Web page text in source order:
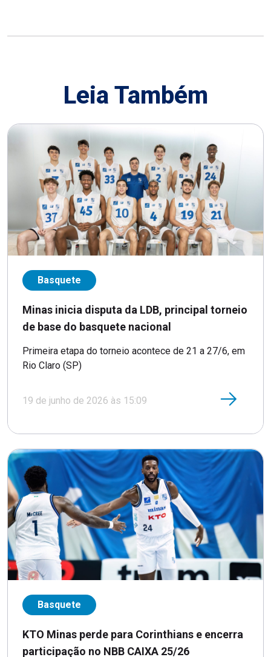
Leia Também
Basquete
Minas inicia disputa da LDB, principal torneio
de base do basquete nacional
Primeira etapa do torneio acontece de 21 a 27/6, em
Rio Claro (SP)
19 de junho de 2026 às 15:09
Basquete
KTO Minas perde para Corinthians e encerra
participação no NBB CAIXA 25/26